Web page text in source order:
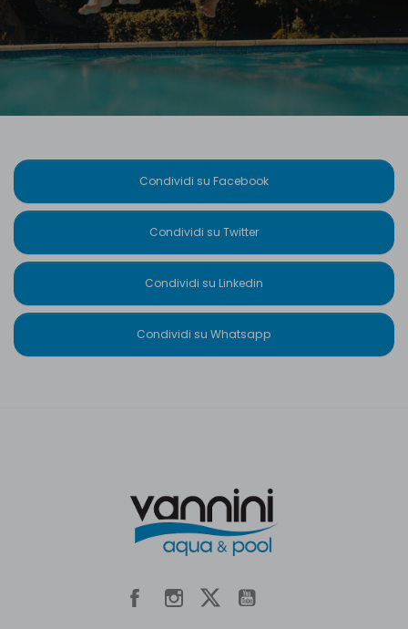
Condividi su Facebook
Condividi su Twitter
Condividi su Linkedin
Condividi su Whatsapp